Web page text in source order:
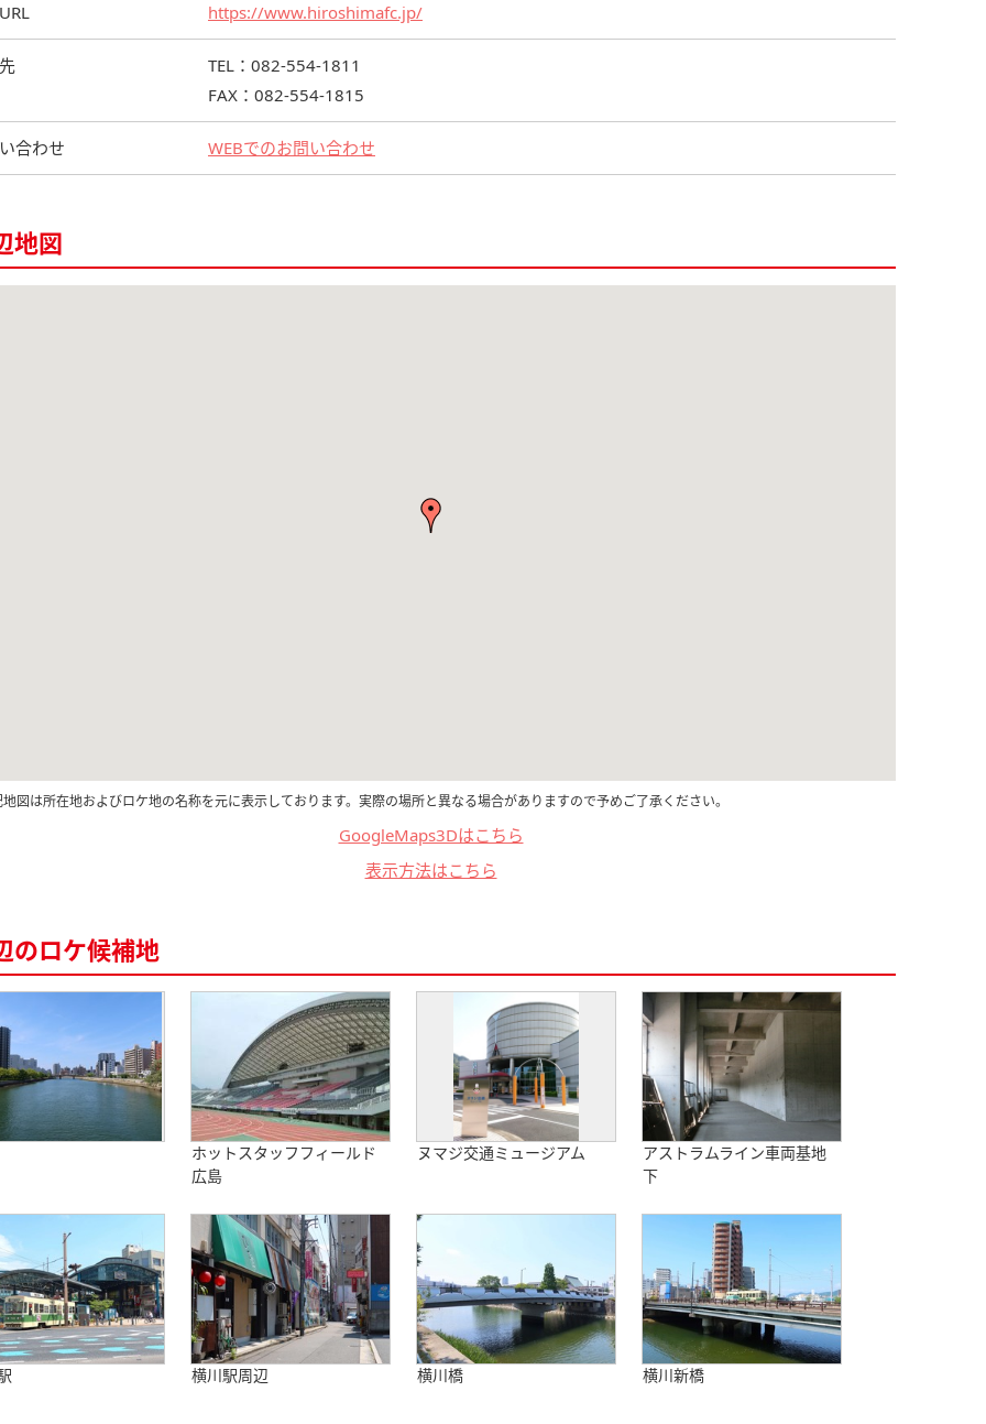
https://www.hiroshimafc.jp/
TEL：082-554-1811
FAX：082-554-1815
合わせ WEBでのお問い合わせ
地図
図は所在地およびロケ地の名称を元に表示しております。実際の場所と異なる場合がありますので予めご了承ください。
GoogleMaps3Dはこちら
表示方法はこちら
のロケ候補地
ホットスタッフフィールド
広島
ヌマジ交通ミュージアム
アストラムライン車両基地
下
横川駅周辺 横川橋 横川新橋